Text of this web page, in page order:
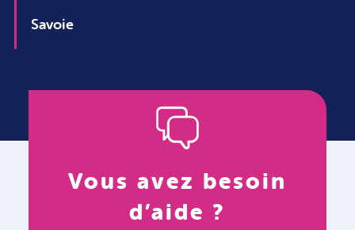
Savoie
Vous avez besoin
d’aide ?